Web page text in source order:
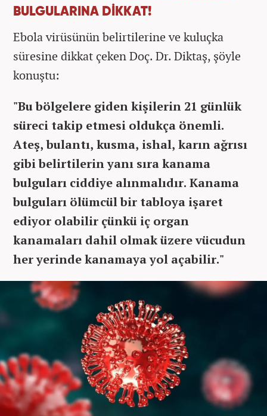
BULGULARINA DİKKAT!
Ebola virüsünün belirtilerine ve kuluçka
süresine dikkat çeken Doç. Dr. Diktaş, şöyle
konuştu:
"Bu bölgelere giden kişilerin 21 günlük
süreci takip etmesi oldukça önemli.
Ateş, bulantı, kusma, ishal, karın ağrısı
gibi belirtilerin yanı sıra kanama
bulguları ciddiye alınmalıdır. Kanama
bulguları ölümcül bir tabloya işaret
ediyor olabilir çünkü iç organ
kanamaları dahil olmak üzere vücudun
her yerinde kanamaya yol açabilir."